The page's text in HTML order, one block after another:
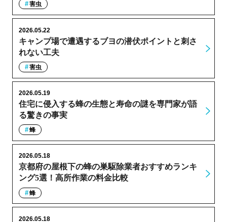
害虫
キャンプ場で遭遇するブヨの潜伏ポイントと刺さ
れない工夫
2026.05.22
害虫
住宅に侵入する蜂の生態と寿命の謎を専門家が語
る驚きの事実
2026.05.19
蜂
京都府の屋根下の蜂の巣駆除業者おすすめランキ
ング5選！高所作業の料金比較
2026.05.18
蜂
2026.05.18